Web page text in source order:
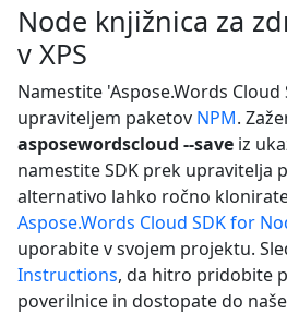
Node knjižnica za
v XPS
Namestite 'Aspose.Words Cloud
upraviteljem paketov NPM.
asposewordscloud --save iz
namestite SDK prek upravitelja
alternativo lahko ročno
Aspose.Words Cloud SDK for
uporabite v svojem projektu.
Instructions, da hitro pridobite
poverilnice in dostopate do